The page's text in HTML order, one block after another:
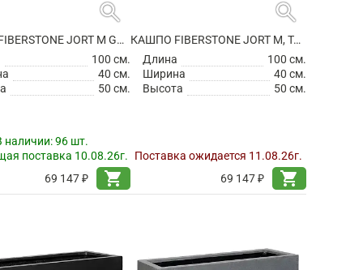
search
КАШПО FIBERSTONE JORT M GREY
100 см.
40 см.
50 см.
наличии:96 шт.
поставка 10.08.26г.
69 147 ₽
shopping_cart
search
КАШПО FIBERSTONE JORT M, TAUPE
Длина
100 см.
Ширина
40 см.
Высота
50 см.
Поставка ожидается 11.08.26г.
69 147 ₽
shopping_cart